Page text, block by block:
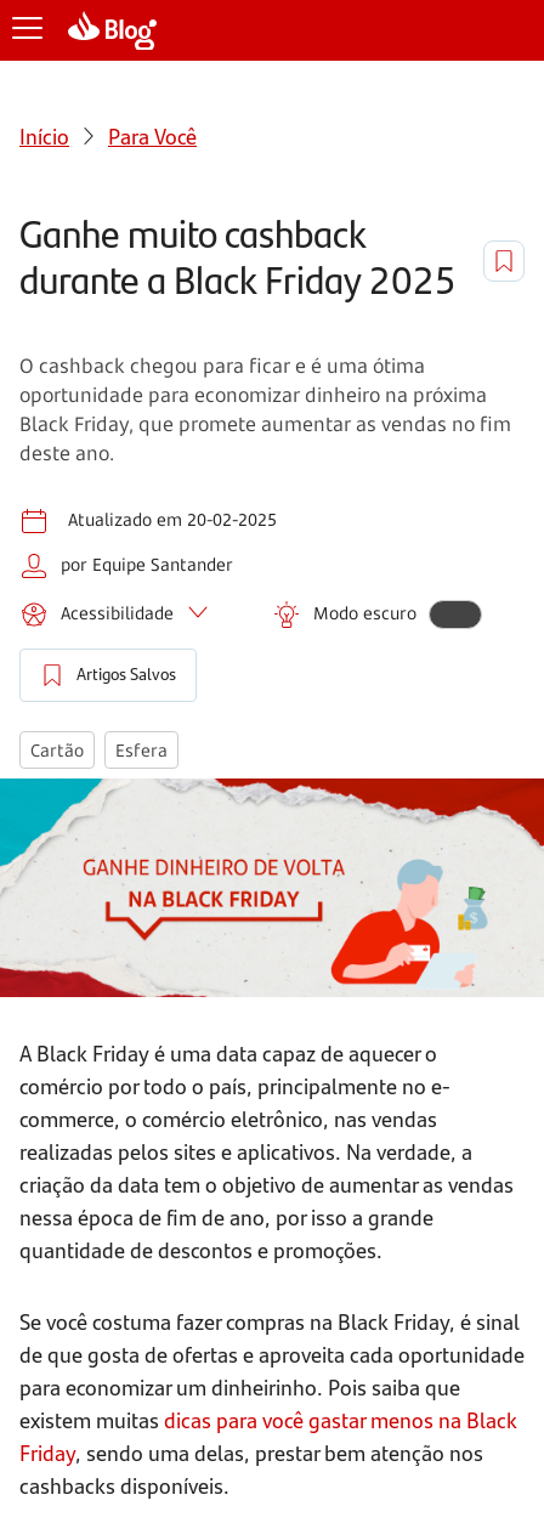
Início Para Você
Ganhe muito cashback
durante a Black Friday 2025
O cashback chegou para ficar e é uma ótima
oportunidade para economizar dinheiro na próxima
Black Friday, que promete aumentar as vendas no fim
deste ano.
Atualizado em 20-02-2025
por Equipe Santander
Acessibilidade Modo escuro
Artigos Salvos
Cartão Esfera
A Black Friday é uma data capaz de aquecer o
comércio por todo o país, principalmente no e-
commerce, o comércio eletrônico, nas vendas
realizadas pelos sites e aplicativos. Na verdade, a
criação da data tem o objetivo de aumentar as vendas
nessa época de fim de ano, por isso a grande
quantidade de descontos e promoções.
Se você costuma fazer compras na Black Friday, é sinal
de que gosta de ofertas e aproveita cada oportunidade
para economizar um dinheirinho. Pois saiba que
existem muitas dicas para você gastar menos na Black
Friday, sendo uma delas, prestar bem atenção nos
cashbacks disponíveis.